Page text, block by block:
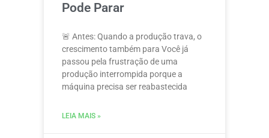
Pode Parar
🚨 Antes: Quando a produção trava, o
crescimento também para Você já
passou pela frustração de uma
produção interrompida porque a
máquina precisa ser reabastecida
LEIA MAIS »